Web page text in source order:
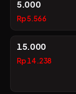
5.000
Rp 5.566
15.000
Rp 14.238